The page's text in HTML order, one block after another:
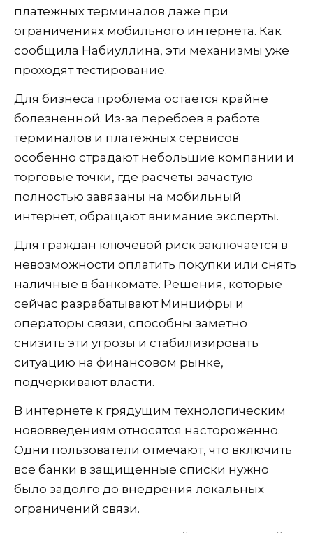
платежных терминалов даже при
ограничениях мобильного интернета. Как
сообщила Набиуллина, эти механизмы уже
проходят тестирование.
Для бизнеса проблема остается крайне
болезненной. Из-за перебоев в работе
терминалов и платежных сервисов
особенно страдают небольшие компании и
торговые точки, где расчеты зачастую
полностью завязаны на мобильный
интернет, обращают внимание эксперты.
Для граждан ключевой риск заключается в
невозможности оплатить покупки или снять
наличные в банкомате. Решения, которые
сейчас разрабатывают Минцифры и
операторы связи, способны заметно
снизить эти угрозы и стабилизировать
ситуацию на финансовом рынке,
подчеркивают власти.
В интернете к грядущим технологическим
нововведениям относятся настороженно.
Одни пользователи отмечают, что включить
все банки в защищенные списки нужно
было задолго до внедрения локальных
ограничений связи.